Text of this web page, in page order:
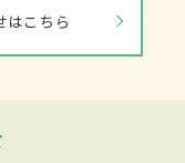
はこちら